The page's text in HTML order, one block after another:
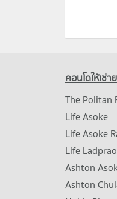
คอนโดให้เช่
The Politan
Life Asoke
Life Asoke
Life Ladprao
Ashton
Ashton